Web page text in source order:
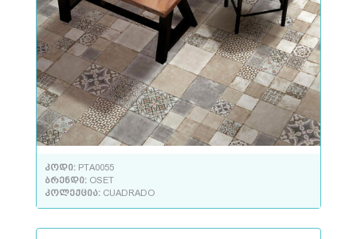
კოდი: PTA0055
ბრენდი: OSET
კოლექცია: CUADRADO